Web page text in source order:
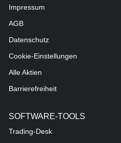
Impressum
AGB
Datenschutz
Cookie-Einstellungen
Alle Aktien
Barrierefreiheit
SOFTWARE-TOOLS
Trading-Desk